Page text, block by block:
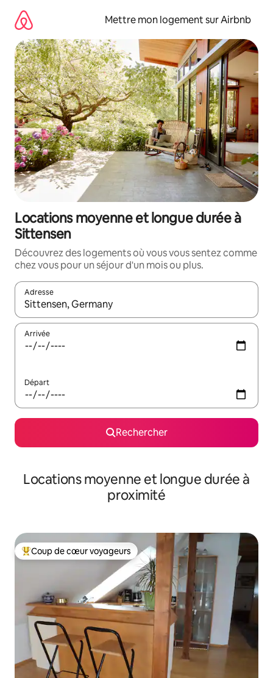
directement
contenu
Mettre mon logement sur Airbnb
Locations moyenne et longue durée à
Sittensen
Découvrez des logements où vous vous sentez comme
chez vous pour un séjour d'un mois ou plus.
Adresse
Lorsque les résultats s'affichent, utilisez les flèches vers le
Arrivée
Départ
Rechercher
Locations moyenne et longue durée à
proximité
Coups de cœur voyageurs les plus appréciés
Coup de cœur voyageurs